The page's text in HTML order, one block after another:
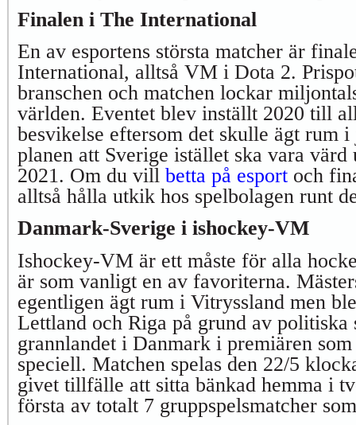
Finalen i The International
En av esportens största matcher är
International, alltså VM i Dota 2.
branschen och matchen lockar
världen. Eventet blev inställt 2020 till
besvikelse eftersom det skulle ägt rum
planen att Sverige istället ska vara värd
2021. Om du vill betta på esport och
alltså hålla utkik hos spelbolagen runt
Danmark-Sverige i ishockey-VM
Ishockey-VM är ett måste för alla
är som vanligt en av favoriterna.
egentligen ägt rum i Vitryssland men
Lettland och Riga på grund av politiska
grannlandet i Danmark i premiären
speciell. Matchen spelas den 22/5
givet tillfälle att sitta bänkad hemma i
första av totalt 7 gruppspelsmatcher